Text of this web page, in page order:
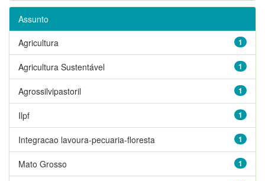
Assunto
1
Agricultura
1
Agricultura Sustentável
1
Agrossilvipastoril
1
Ilpf
1
Integracao lavoura-pecuaria-floresta
1
Mato Grosso